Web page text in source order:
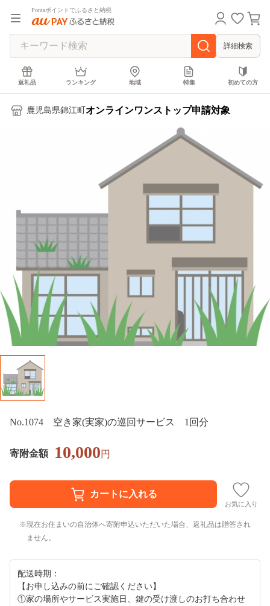
Pontaポイントでふるさと納税
詳細検索
返礼品 ランキング 地域 特集 初めての方
鹿児島県錦江町 オンラインワンストップ申請対象
No.1074 空き家(実家)の巡回サービス 1回分
寄附金額 10,000円
お気に入り
現在お住まいの自治体へ寄附申込いただいた場合、返礼品は贈答され
ません。
配送時期：
【お申し込みの前にご確認ください】
①家の場所やサービス実施日、鍵の受け渡しのお打ち合わせ